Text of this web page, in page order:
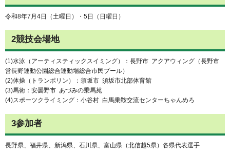
令和8年7月4日（土曜日）・5日（日曜日）
2競技会場地
(1)水泳（アーティスティックスイミング）：長野市 アクアウィング（長野市
営長野運動公園総合運動場総合市民プール）
(2)体操（トランポリン）：須坂市 須坂市北部体育館
(3)馬術：安曇野市 あづみの乗馬苑
(4)スポーツクライミング：小谷村 白馬乗鞍交流センターちゃんめろ
3参加者
長野県、福井県、新潟県、石川県、富山県（北信越5県）各県代表選手